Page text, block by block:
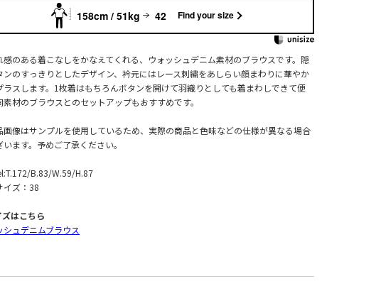
158cm / 51kg 42 Find your size
感のある着こなしをかなえてくれる、ウォッシュデニム素材のブラウスです。隠
ンのすっきりとしたデザイン、衿元にはレース刺繍をあしらい顔まわりに華やか
ラスします。1枚着はもちろんボタンを開けて羽織りとしても着まわしできて便
素材のブラウスとのセットアップもおすすめです。
像はサンプルを使用しているため、実際の商品と色味などの仕様が異なる場合
います。予めご了承ください。
B.83/W.59/H.87
イズ：38
ズはこちら
シュデニムブラウス